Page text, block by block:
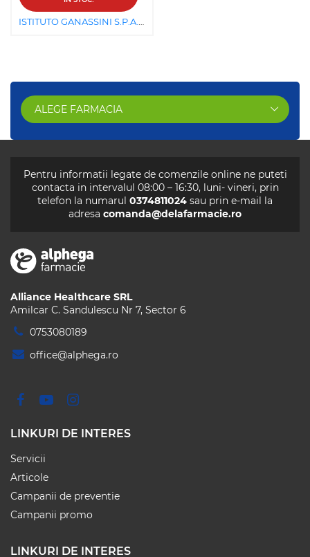
ALEGE FARMACIA
Pentru informatii legate de comenzile online ne puteti
contacta in intervalul 08:00 – 16:30, luni- vineri, prin
telefon la numarul 0374811024 sau prin e-mail la
adresa comanda@delafarmacie.ro
Alliance Healthcare SRL
Amilcar C. Sandulescu Nr 7, Sector 6
0753080189
office@alphega.ro
LINKURI DE INTERES
Servicii
Articole
Campanii de preventie
Campanii promo
LINKURI DE INTERES